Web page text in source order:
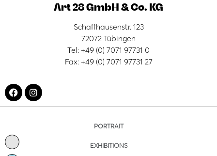
Art 28 GmbH & Co. KG
Schaffhausenstr. 123
72072 Tübingen
Tel: +49 (0) 7071 97731 0
Fax: +49 (0) 7071 97731 27
PORTRAIT
EXHIBITIONS